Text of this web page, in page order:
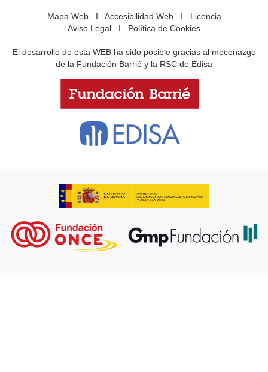
Mapa WebI Accesibilidad WebI Licencia
Aviso Legal I Política de Cookies
El desarrollo de esta WEB ha sido posible gracias al mecenazgo
de la Fundación Barrié y la RSC de Edisa